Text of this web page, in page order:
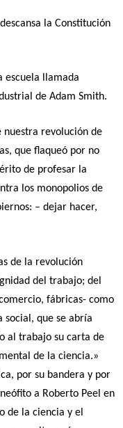
la Constitución
escuela llamada
de Adam Smith.
nuestra revolución de
que flaqueó por no
de profesar la
los monopolios de
– dejar hacer,
de la revolución
del trabajo; del
fábricas- como
social, que se abría
al trabajo su carta de
de la ciencia.»
por su bandera y por
a Roberto Peel en
de la ciencia y el